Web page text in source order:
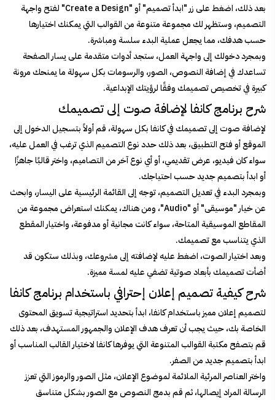
بعد ذلك، اضغط على زر "ابدأ تصميم" أو "Create a Design" لفتح واجهة
التصميم، وستظهر لك مجموعة متنوعة من القوالب التي يمكنك اختيارها
حسب هدفك، مما يجعل عملية البدء سلسة ومباشرة.
وبمجرد دخولك إلى واجهة العمل، ستجد أدوات متقدمة على يسار الصفحة
تساعدك في إضافة النصوص، الصور، والرسومات بكل سهولة ما يمنحك مرونة
كبيرة في تخصيص تصميمك وفقًا لرؤيتك الإبداعية.
شرح برنامج كانفا لإضافة صوت إلى تصميمك
لإضافة صوت إلى تصميمك في كانفا بكل سهولة، قم أولاً بتسجيل الدخول إلى
الموقع أو فتح التطبيق، بعد ذلك حدد نوع التصميم الذي ترغب في العمل عليه،
سواء كان فيديو، عرض تقديمي، أو أي نوع آخر من التصاميم، واختر قالبًا جاهزًا
أو ابدأ بتصميم جديد حسب احتياجك.
وبمجرد البدء في تعديل التصميم، توجه إلى القائمة الرئيسية على اليسار، وابحث
عن خيار "موسيقى" أو "Audio"، ومن هناك، يمكنك استعراض مجموعة من
المقاطع الموسيقية المتاحة، سواء كانت مجانية أو مدفوعة، واختيار المقطع
الذي يتناسب مع تصميمك.
وبعد اختيار الصوت، اضغط عليه لإضافته إلى مشروعك، وبذلك ستكون قد
أضأت تصميمك بأبعاد صوتية تضفي عليه لمسة مميزة.
شرح كيفية تصميم إعلان إحترافي باستخدام برنامج كانفا
لتصميم إعلان مميز باستخدام كانفا، ابدأ بتحديد استراتيجية تسويق المحتوى
الخاصة بك، حيث يجب أن تعرف هدف الإعلان والجمهور المستهدف، بعد ذلك
قم بتصفح مكتبة القوالب المتنوعة التي يوفرها كانفا لاختيار القالب المناسب أو
ابدأ بتصميم جديد من الصفر.
واختر العناصر المرئية الملائمة لموضوع الإعلان، مثل الصور والرموز التي تعزز
الرسالة المراد إيصالها، ثم قم بدمج النصوص مع الصور بشكل متناسق